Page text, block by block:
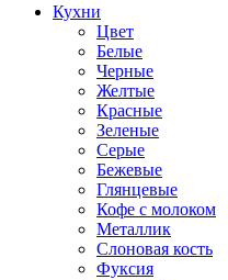
Кухни
Цвет
Белые
Черные
Желтые
Красные
Зеленые
Серые
Бежевые
Глянцевые
Кофе с молоком
Металлик
Слоновая кость
Фуксия